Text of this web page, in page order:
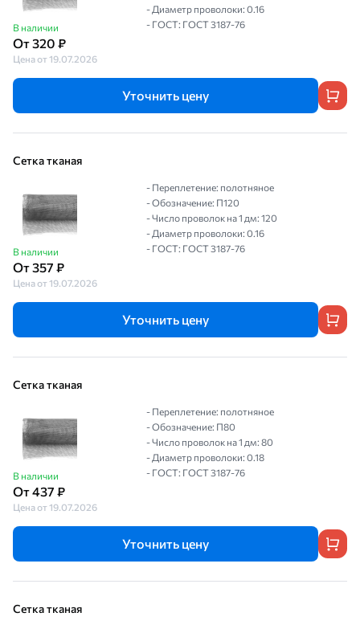
В наличии
От 320 ₽
Цена от 19.07.2026
- Диаметр проволоки: 0.16
- ГОСТ: ГОСТ 3187-76
Уточнить цену
Сетка тканая
В наличии
От 357 ₽
Цена от 19.07.2026
- Переплетение: полотняное
- Обозначение: П120
- Число проволок на 1 дм: 120
- Диаметр проволоки: 0.16
- ГОСТ: ГОСТ 3187-76
Уточнить цену
Сетка тканая
В наличии
От 437 ₽
Цена от 19.07.2026
- Переплетение: полотняное
- Обозначение: П80
- Число проволок на 1 дм: 80
- Диаметр проволоки: 0.18
- ГОСТ: ГОСТ 3187-76
Уточнить цену
Сетка тканая